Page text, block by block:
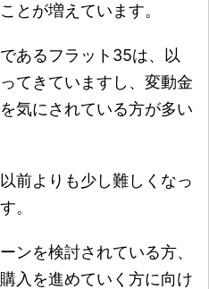
とが増えています。
あるフラット35は、以
てきていますし、変動金
気にされている方が多い
前よりも少し難しくなっ
。
ンを検討されている方、
入を進めていく方に向け